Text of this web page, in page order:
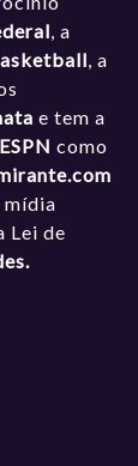
, a
, a
e tem a
ESPNcomo
mídia
Lei de